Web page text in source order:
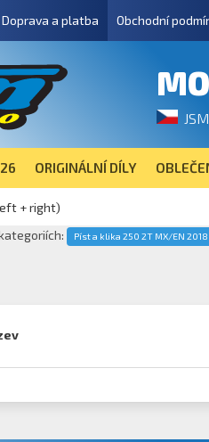
Doprava a platba Obchodní
ORIGINÁLNÍ DÍLY
+ right)
Píst a klika 250 2T MX/EN 2018